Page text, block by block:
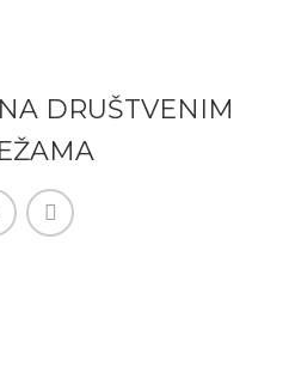
DRUŠTVENIM